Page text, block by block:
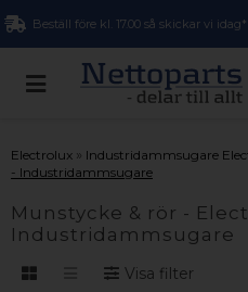
Beställ före kl. 17.00 så skickar vi idag*
Electrolux » Industridammsugare
- Industridammsugare
Munstycke & rör -
Industridammsugare
Visa filter